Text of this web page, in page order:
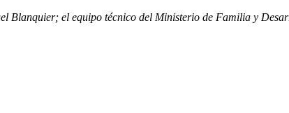
el equipo técnico del Ministerio de Familia y